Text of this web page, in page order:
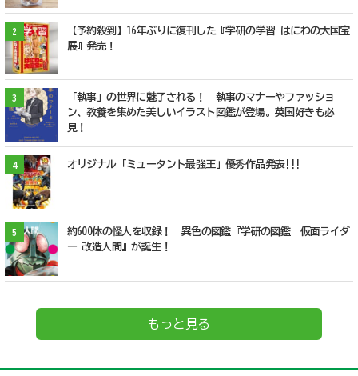
2
【予約殺到】16年ぶりに復刊した『学研の学習 はにわの大国宝
展』発売！
3
「執事」の世界に魅了される！ 執事のマナーやファッショ
ン、教養を集めた美しいイラスト図鑑が登場。英国好きも必
見！
4 オリジナル「ミュータント最強王」優秀作品発表!!!
5
約600体の怪人を収録！ 異色の図鑑『学研の図鑑 仮面ライダ
ー 改造人間』が誕生！
もっと見る